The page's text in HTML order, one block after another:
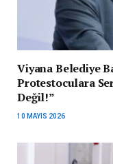
Viyana Belediye
Protestoculara
Değil!”
10 MAYIS 2026